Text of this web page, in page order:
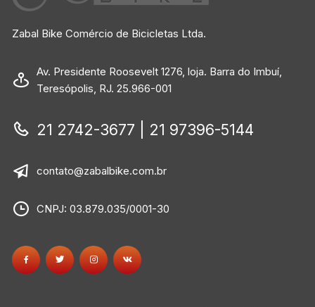
Zabal Bike Comércio de Bicicletas Ltda.
Av. Presidente Roosevelt 1276, loja. Barra do Imbuí,
Teresópolis, RJ. 25.966-001
21 2742-3677 | 21 97396-5144
contato@zabalbike.com.br
CNPJ: 03.879.035/0001-30